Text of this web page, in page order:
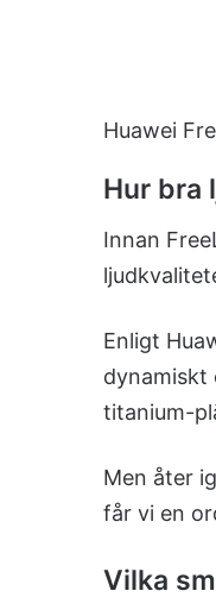
Huawei
Hur bra
Innan
Enligt
dynamiskt
titanium-
Men åter
får vi en
Vilka